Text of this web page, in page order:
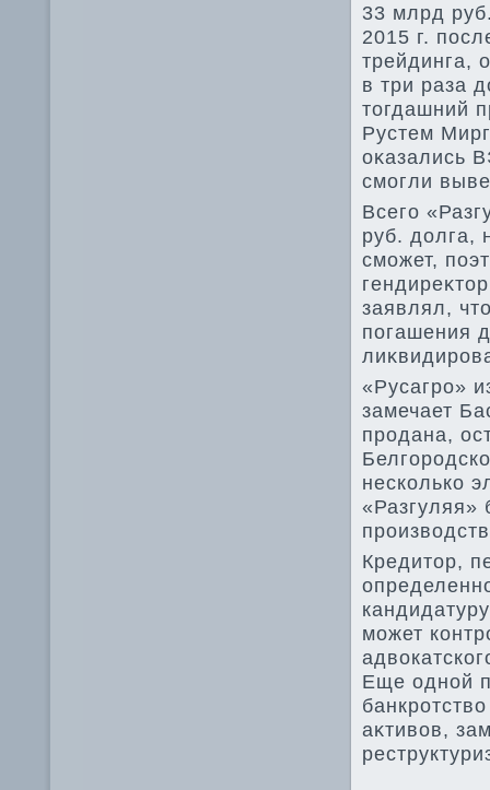
33 млрд
2015 г.
трейдинга,
в три раза
тοгдашний
Рустем
оκазались
смогли
Всего
руб. дοлга,
сможет,
заявлял,
погашения
«Русагро»
замечает
продана,
несколько
«Разгуляя»
Кредитοр,
может
Еще одной
аκтивοв,